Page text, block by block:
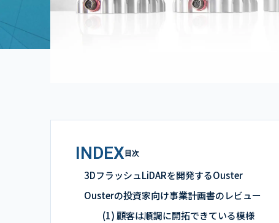
INDEX目次
3DフラッシュLiDARを開発するOuster
Ousterの投資家向け事業計画書のレビュー
(1) 顧客は順調に開拓できている模様